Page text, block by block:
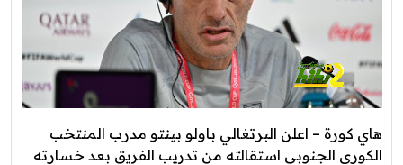
هاي كورة – اعلن البرتغالي باولو بينتو مدرب المنتخب
الكوري الجنوبي استقالته من تدريب الفريق بعد خسارته